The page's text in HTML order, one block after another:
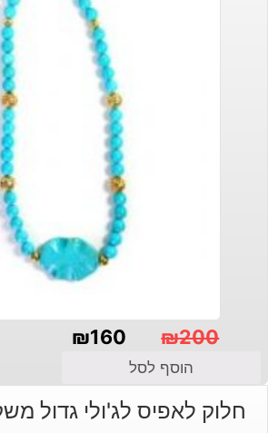
₪200
המקורי
היה:
₪160
הנוכחי
הוא:
הוסף לסל
חלוק לאפיס לג'ולי גדול משקל: